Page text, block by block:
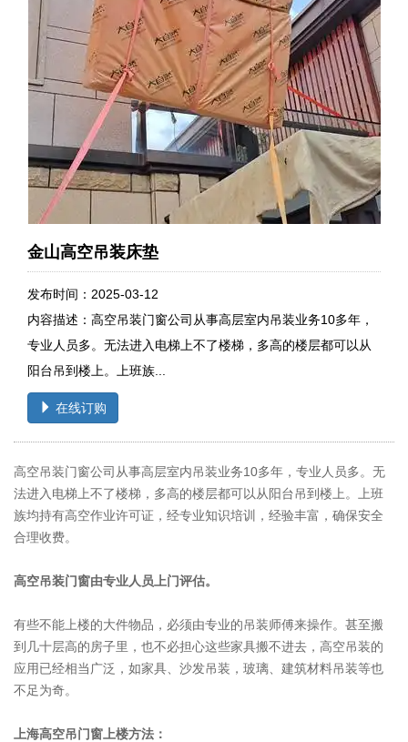
金山高空吊装床垫
发布时间：2025-03-12
内容描述：高空吊装门窗公司从事高层室内吊装业务10多年，
专业人员多。无法进入电梯上不了楼梯，多高的楼层都可以从
阳台吊到楼上。上班族...
在线订购
高空吊装门窗公司从事高层室内吊装业务10多年，专业人员多。无
法进入电梯上不了楼梯，多高的楼层都可以从阳台吊到楼上。上班
族均持有高空作业许可证，经专业知识培训，经验丰富，确保安全
合理收费。
高空吊装门窗由专业人员上门评估。
有些不能上楼的大件物品，必须由专业的吊装师傅来操作。甚至搬
到几十层高的房子里，也不必担心这些家具搬不进去，高空吊装的
应用已经相当广泛，如家具、沙发吊装，玻璃、建筑材料吊装等也
不足为奇。
上海高空吊门窗上楼方法：